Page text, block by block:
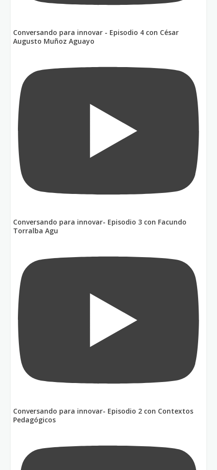
Conversando para innovar - Episodio 4 con César
Augusto Muñoz Aguayo
Conversando para innovar- Episodio 3 con Facundo
Torralba Agu
Conversando para innovar- Episodio 2 con Contextos
Pedagógicos